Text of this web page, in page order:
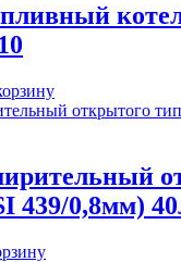
439/0,8мм)